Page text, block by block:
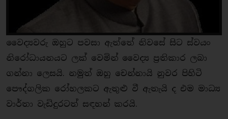
වෛද්‍යවරු ඔහුට පවසා ඇත්තේ නිවසේ සිට ස්වයං
නිරෝධායනයට ලක් වෙමින් වෛද්‍ය ප්‍රතිකාර ලබා
ගන්නා ලෙසයි. නමුත් ඔහු චෙන්නායි නුවර පිහිටි
පෞද්ගලික රෝහලකට ඇතුළු වී ඇතැයි ද එම මාධ්‍ය
වාර්තා වැඩිදුරටත් සඳහන් කරයි.